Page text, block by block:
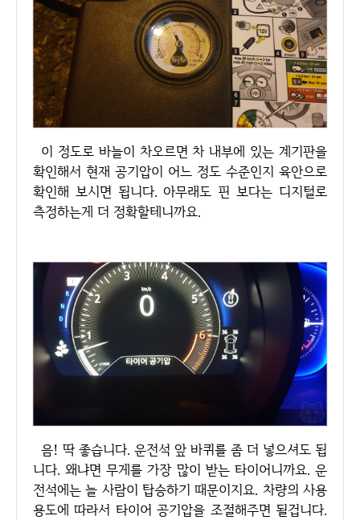
이 정도로 바늘이 차오르면 차 내부에 있는 계기판을
확인해서 현재 공기압이 어느 정도 수준인지 육안으로
확인해 보시면 됩니다. 아무래도 핀 보다는 디지털로
측정하는게 더 정확할테니까요.
음! 딱 좋습니다. 운전석 앞 바퀴를 좀 더 넣으셔도 됩
니다. 왜냐면 무게를 가장 많이 받는 타이어니까요. 운
전석에는 늘 사람이 탑승하기 때문이지요. 차량의 사용
용도에 따라서 타이어 공기압을 조절해주면 될겁니다.